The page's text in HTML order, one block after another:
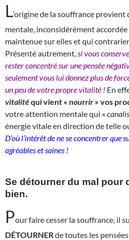
L‘origine de la souffrance provient
mentale, inconsidérément
maintenue sur elles et qui
Présenté autrement, si vous
rester concentré sur une pensée
seulement vous lui donnez plus de
un peu de votre propre vitalité ! En
vitalitéqui vient « nourrir » vos
votre attention mentale qui «
énergie vitale en direction de telle
D’où l’intérêt de ne se concentrer que
agréables et saines !
Se détourner du mal pour
bien.
Pour faire cesser la souffrance, il
DÉTOURNERde toutes les